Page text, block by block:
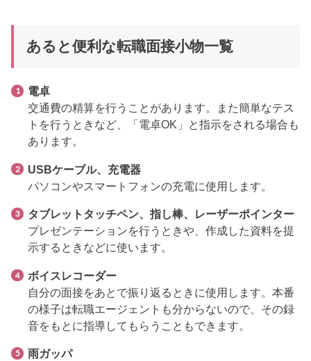
あると便利な転職面接小物一覧
電卓
交通費の精算を行うことがあります。また簡単なテス
トを行うときなど、「電卓OK」と指示をされる場合も
あります。
USBケーブル、充電器
パソコンやスマートフォンの充電に使用します。
タブレットタッチペン、指し棒、レーザーポインター
プレゼンテーションを行うときや、作成した資料を提
示するときなどに使います。
ボイスレコーダー
自分の面接をあとで振り返るときに使用します。本番
の様子は転職エージェントも分からないので、その録
音をもとに指導してもらうこともできます。
雨ガッパ